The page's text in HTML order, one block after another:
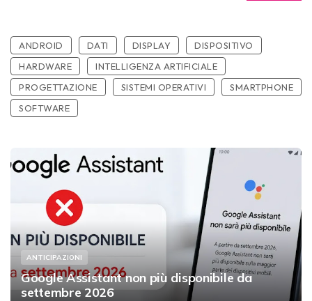
ANDROID DATI DISPLAY
DISPOSITIVO
HARDWARE
INTELLIGENZA ARTIFICIALE
PROGETTAZIONE
SISTEMI OPERATIVI
SMARTPHONE
SOFTWARE
ANTICIPAZIONI
Google Assistant non più disponibile da
settembre 2026